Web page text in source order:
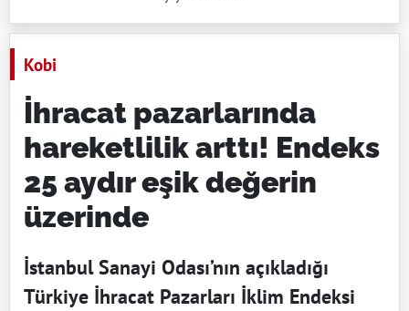
Kobi
İhracat pazarlarında
hareketlilik arttı! Endeks
25 aydır eşik değerin
üzerinde
İstanbul Sanayi Odası’nın açıkladığı
Türkiye İhracat Pazarları İklim Endeksi